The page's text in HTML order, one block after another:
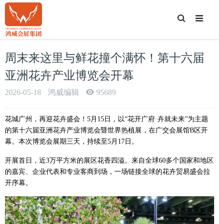
T
o
g
S
周末来这里与鲜花撞个满怀！第十六届
亚洲花卉产业博览会开幕
2026-05-18 鸿威编辑 95689
花城广州，再迎花卉盛会！5月15日，以“花开广府·卉就未来”为主题
的第十六届亚洲花卉产业博览会暨世界热植展，在广交会展馆B区开
幕。本次博览会展期三天，持续至5月17日。
开展首日，近3万平方米的展区花香四溢。来自全球60多个国家和地区
的嘉宾、企业代表和专业客商到场，一场链接全球的花卉贸易盛会拉
开序幕。